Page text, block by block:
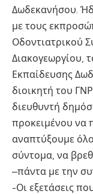
Δωδεκανήσου.
με τους
Οδοντιατρικού
Διακογεωργίου,
Εκπαίδευσης
διοικητή του
διευθυντή
προκειμένου να
αναπτύξουμε
σύντομα, να
–πάντα με την
-Οι εξετάσεις